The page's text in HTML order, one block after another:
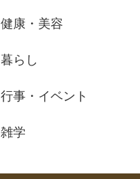
健康・美容
暮らし
行事・イベント
雑学